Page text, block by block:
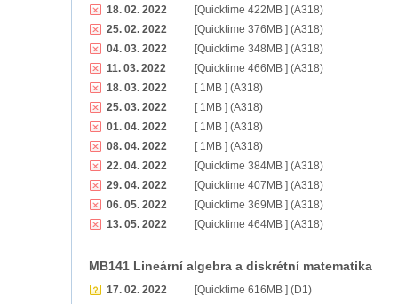
18. 02. 2022
[Quicktime 422MB ] (A318)
25. 02. 2022
[Quicktime 376MB ] (A318)
04. 03. 2022
[Quicktime 348MB ] (A318)
11. 03. 2022
[Quicktime 466MB ] (A318)
18. 03. 2022
[ 1MB ] (A318)
25. 03. 2022
[ 1MB ] (A318)
01. 04. 2022
[ 1MB ] (A318)
08. 04. 2022
[ 1MB ] (A318)
22. 04. 2022
[Quicktime 384MB ] (A318)
29. 04. 2022
[Quicktime 407MB ] (A318)
06. 05. 2022
[Quicktime 369MB ] (A318)
13. 05. 2022
[Quicktime 464MB ] (A318)
MB141 Lineární algebra a diskrétní matematika
17. 02. 2022
[Quicktime 616MB ] (D1)